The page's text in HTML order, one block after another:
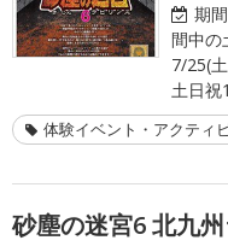
期間
間中の
7/25(
土日祝
体験イベント・アクティ
砂塵の迷宮6 北九